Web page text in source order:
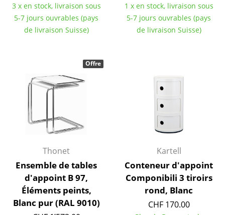
Espaces
Maison
Cuisine & Salle à manger
Chambre à coucher
Chambre enfant
Bureau
Entrée & Couloir
Salle de Bain
Cellier & Buanderie
Jardin & Balcon
3 x en stock, livraison sous
5-7 jours ouvrables (pays
de livraison Suisse)
1 x en stock, livraison sous
5-7 jours ouvrables (pays
de livraison Suisse)
Thonet
Ensemble de tables
d'appoint B 97,
Éléments peints,
Blanc pur (RAL 9010)
Offre
Kartell
Conteneur d'appoint
Componibili 3 tiroirs
rond, Blanc
CHF 170.00